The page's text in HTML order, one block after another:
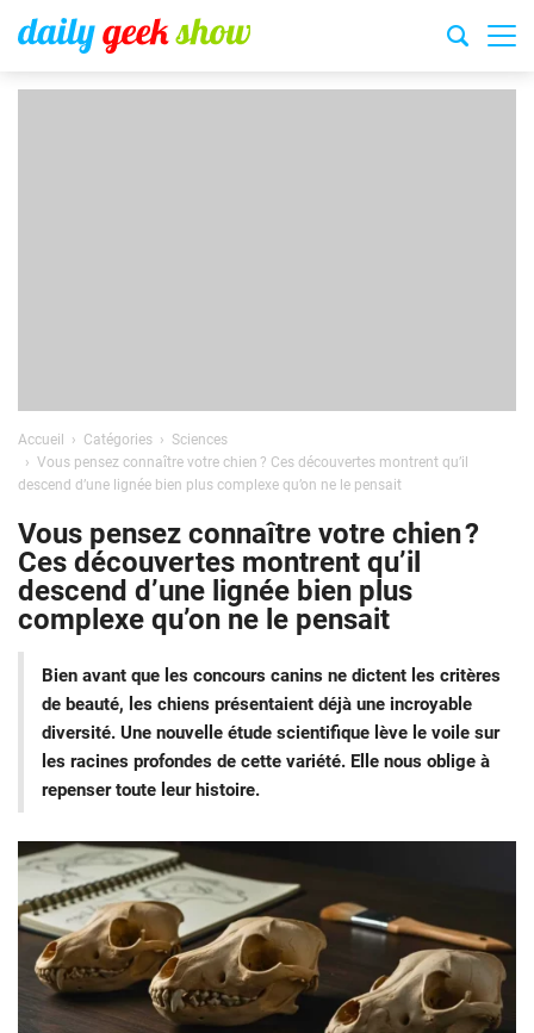
Accueil Catégories
Sciences
Vous pensez connaître votre chien ? Ces découvertes montrent qu’il
descend d’une lignée bien plus complexe qu’on ne le pensait
Vous pensez connaître votre chien ?
Ces découvertes montrent qu’il
descend d’une lignée bien plus
complexe qu’on ne le pensait
Bien avant que les concours canins ne dictent les critères
de beauté, les chiens présentaient déjà une incroyable
diversité. Une nouvelle étude scientifique lève le voile sur
les racines profondes de cette variété. Elle nous oblige à
repenser toute leur histoire.